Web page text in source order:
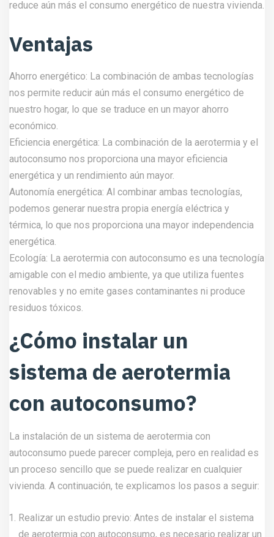
reduce aún más el consumo energético de nuestra vivienda.
Ventajas
Ahorro energético: La combinación de ambas tecnologías
nos permite reducir aún más el consumo energético de
nuestro hogar, lo que se traduce en un mayor ahorro
económico.
Eficiencia energética: La combinación de la aerotermia y el
autoconsumo nos proporciona una mayor eficiencia
energética y un rendimiento aún mayor.
Autonomía energética: Al combinar ambas tecnologías,
podemos generar nuestra propia energía eléctrica y
térmica, lo que nos proporciona una mayor independencia
energética.
Ecología: La aerotermia con autoconsumo es una tecnología
amigable con el medio ambiente, ya que utiliza fuentes
renovables y no emite gases contaminantes ni produce
residuos tóxicos.
¿Cómo instalar un
sistema de aerotermia
con autoconsumo?
La instalación de un sistema de aerotermia con
autoconsumo puede parecer compleja, pero en realidad es
un proceso sencillo que se puede realizar en cualquier
vivienda. A continuación, te explicamos los pasos a seguir:
Realizar un estudio previo: Antes de instalar el sistema
de aerotermia con autoconsumo, es necesario realizar un